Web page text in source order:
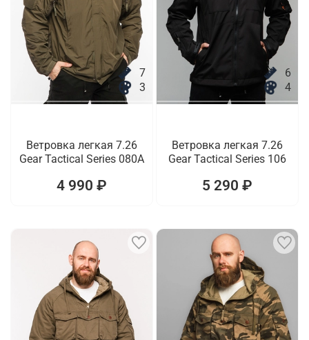
7
3
Ветровка легкая 7.26
Gear Tactical Series 080A
4 990 ₽
6
4
Ветровка легкая 7.26
Gear Tactical Series 106
5 290 ₽